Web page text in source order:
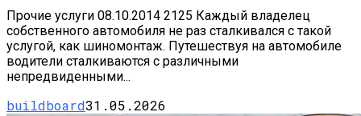
Прочие услуги 08.10.2014 2125 Каждый владелец
собственного автомобиля не раз сталкивался с такой
услугой, как шиномонтаж. Путешествуя на автомобиле
водители сталкиваются с различными
непредвиденными...
buildboard31.05.2026